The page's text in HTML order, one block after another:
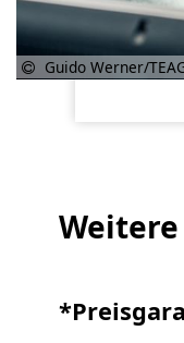
Guido Werner/